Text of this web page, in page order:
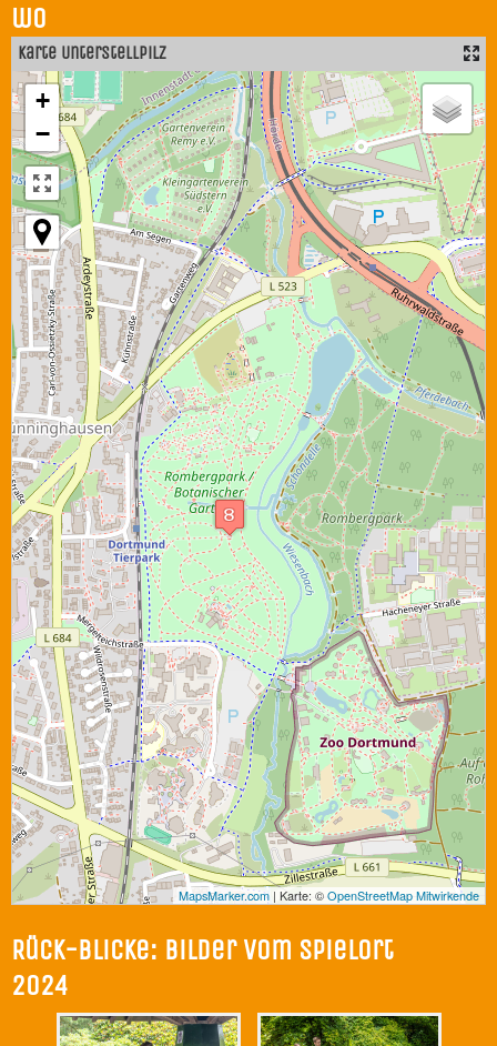
wo
Karte Unterstellpilz
+
−
MapsMarker.com | Karte: ©OpenStreetMap Mitwirkende
Rück-Blicke: Bilder vom Spielort
2024